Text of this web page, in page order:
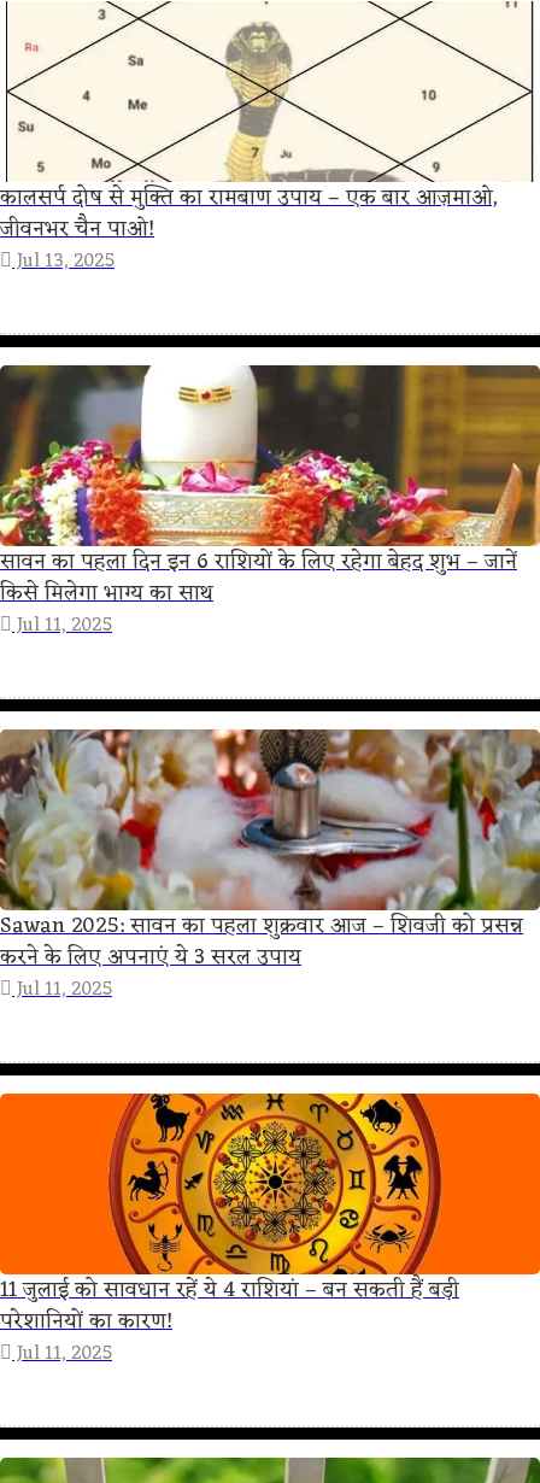
कालसर्प दोष से मुक्ति का रामबाण उपाय – एक बार आज़माओ,
जीवनभर चैन पाओ!
Jul 13, 2025
सावन का पहला दिन इन 6 राशियों के लिए रहेगा बेहद शुभ – जानें
किसे मिलेगा भाग्य का साथ
Jul 11, 2025
Sawan 2025: सावन का पहला शुक्रवार आज – शिवजी को प्रसन्न
करने के लिए अपनाएं ये 3 सरल उपाय
Jul 11, 2025
11 जुलाई को सावधान रहें ये 4 राशियां – बन सकती हैं बड़ी
परेशानियों का कारण!
Jul 11, 2025